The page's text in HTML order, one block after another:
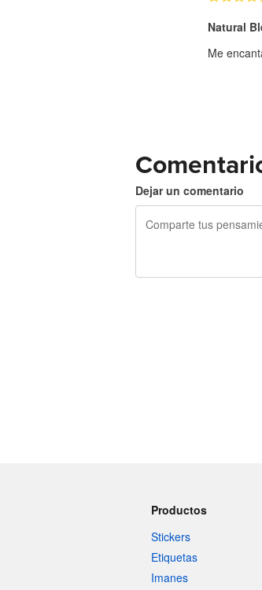
Natural
Me
Dejar un comentario
Productos
Stickers
Etiquetas
Imanes